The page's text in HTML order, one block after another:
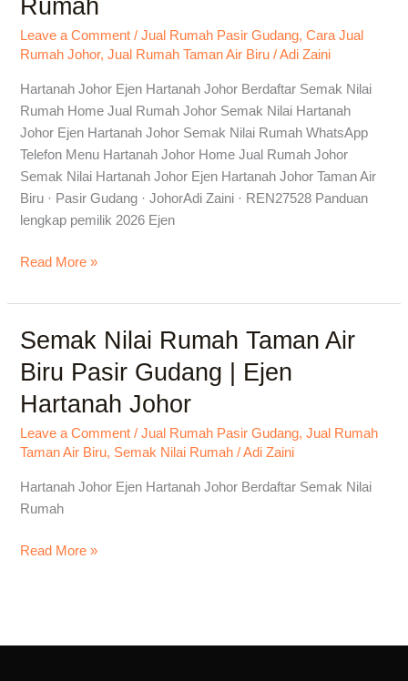
Leave a Comment /Jual Rumah Pasir Gudang,Cara Jual
Rumah Johor,Jual Rumah Taman Air Biru /Adi Zaini
Hartanah Johor Ejen Hartanah Johor Berdaftar Semak Nilai
Rumah Home Jual Rumah Johor Semak Nilai Hartanah
Johor Ejen Hartanah Johor Semak Nilai Rumah WhatsApp
Telefon Menu Hartanah Johor Home Jual Rumah Johor
Semak Nilai Hartanah Johor Ejen Hartanah Johor Taman Air
Biru · Pasir Gudang · JohorAdi Zaini · REN27528 Panduan
lengkap pemilik 2026 Ejen
Gudang
|
Semak
Harga
Rumah
Read More »
Semak Nilai Rumah Taman Air
Biru Pasir Gudang | Ejen
Hartanah Johor
Leave a Comment /Jual Rumah Pasir Gudang,Jual Rumah
Taman Air Biru, Semak Nilai Rumah /Adi Zaini
Hartanah Johor Ejen Hartanah Johor Berdaftar Semak Nilai
Rumah
Semak
Rumah
Taman
Gudang
|
Hartanah
Read More »